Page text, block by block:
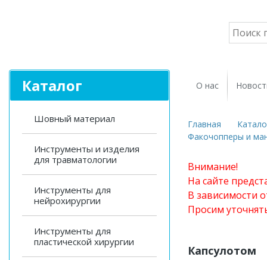
Каталог
Шовный материал
Инструменты и изделия
для травматологии
Инструменты для
нейрохирургии
Инструменты для
пластической хирургии
О нас
Главная
Факочопперы и
Внимание!
На сайте
В зависимости
Просим
Капсулотом